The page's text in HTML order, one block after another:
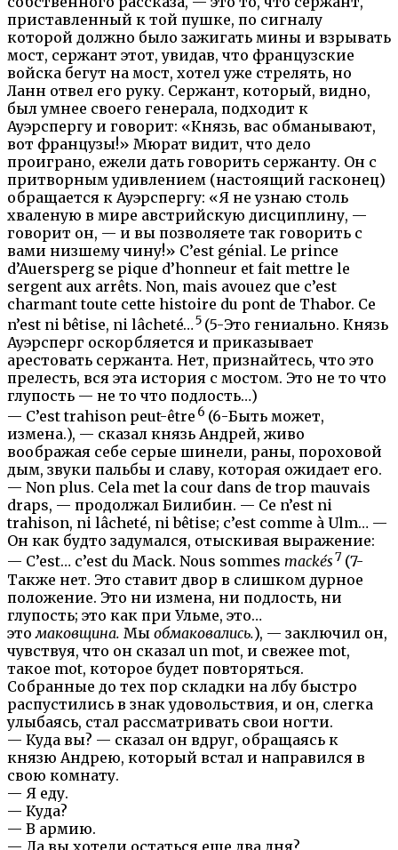
приставленный к той пушке, по сигналу
которой должно было зажигать мины и взрывать
мост, сержант этот, увидав, что французские
войска бегут на мост, хотел уже стрелять, но
Ланн отвел его руку. Сержант, который, видно,
был умнее своего генерала, подходит к
Ауэрспергу и говорит: «Князь, вас обманывают,
вот французы!» Мюрат видит, что дело
проиграно, ежели дать говорить сержанту. Он с
притворным удивлением (настоящий гасконец)
обращается к Ауэрспергу: «Я не узнаю столь
хваленую в мире австрийскую дисциплину, —
говорит он, — и вы позволяете так говорить с
вами низшему чину!» C’est génial. Le prince
d’Auersperg se pique d’honneur et fait mettre le
sergent aux arrêts. Non, mais avouez que c’est
charmant toute cette histoire du pont de Thabor. Ce
n’est ni bêtise, ni lâcheté…5 (5-Это гениально. Князь
Ауэрсперг оскорбляется и приказывает
арестовать сержанта. Нет, признайтесь, что это
прелесть, вся эта история с мостом. Это не то что
глупость — не то что подлость…)
— C’est trahison peut-être 6 (6-Быть может,
измена.), — сказал князь Андрей, живо
воображая себе серые шинели, раны, пороховой
дым, звуки пальбы и славу, которая ожидает его.
— Non plus. Cela met la cour dans de trop mauvais
draps, — продолжал Билибин. — Ce n’est ni
trahison, ni lâcheté, ni bêtise; c’est comme à Ulm… —
Он как будто задумался, отыскивая выражение:
— C’est… c’est du Mack. Nous sommes mackés7 (7-
Также нет. Это ставит двор в слишком дурное
положение. Это ни измена, ни подлость, ни
глупость; это как при Ульме, это…
этомаковщина. Мы обмаковались.), — заключил он,
чувствуя, что он сказал un mot, и свежее mot,
такое mot, которое будет повторяться.
Собранные до тех пор складки на лбу быстро
распустились в знак удовольствия, и он, слегка
улыбаясь, стал рассматривать свои ногти.
— Куда вы? — сказал он вдруг, обращаясь к
князю Андрею, который встал и направился в
свою комнату.
— Я еду.
— Куда?
— В армию.
— Да вы хотели остаться еще два дня?